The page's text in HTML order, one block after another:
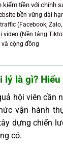
kiếm tiền với chính
bền vững dài
(Facebook,
video (Nền tảng
và cộng đồng
lý là gì?
hội viên cần
vận hành
dựng chiến
có.